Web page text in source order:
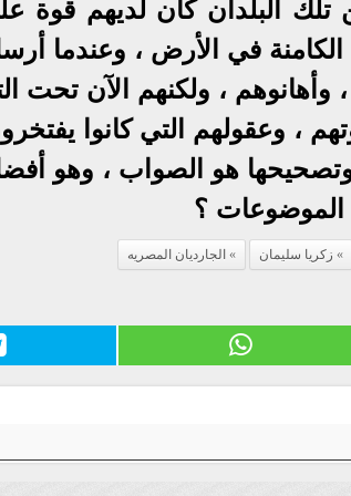
البلدان كان لديهم قوة
في الأرض ، وعندما
، وأهانوهم ، ولكنهم الآن
، وعقولهم التي كانوا
وتصحيحها هو الصواب ، وهو
الموضوعات ؟
زكريا سليمان الجارديان المصريه